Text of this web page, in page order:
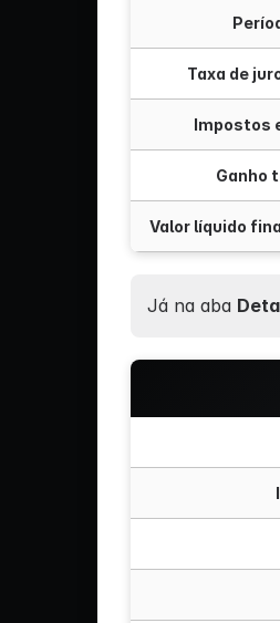
Taxa de
Impostos
Ganho
Valor líquido
Já na aba